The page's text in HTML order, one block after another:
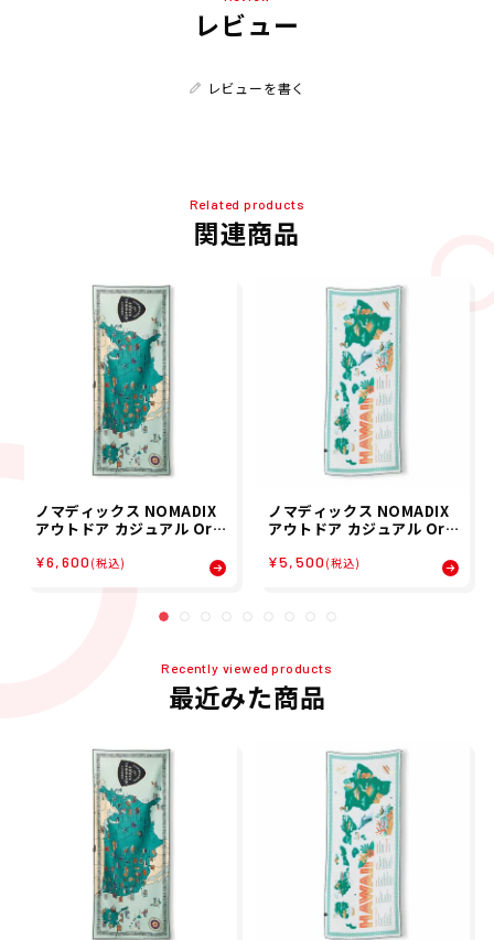
レビュー
レビューを書く
Related products
関連商品
ノマディックス NOMADIX
アウトドア カジュアル Ori
241 メンズ レディース ユニ
¥6,600 (税込)
ノマディックス NOMADIX
アウトドア カジュアル Ori
1700010134222 メンズ レ
ディース ユニセックス 25F
¥5,500 (税込)
Recently viewed products
最近みた商品